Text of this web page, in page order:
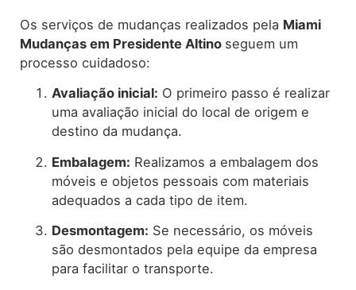
Os serviços de mudanças realizados pela Miami
Mudanças em Presidente Altino seguem um
processo cuidadoso:
Avaliação inicial: O primeiro passo é realizar
uma avaliação inicial do local de origem e
destino da mudança.
Embalagem: Realizamos a embalagem dos
móveis e objetos pessoais com materiais
adequados a cada tipo de item.
Desmontagem: Se necessário, os móveis
são desmontados pela equipe da empresa
para facilitar o transporte.